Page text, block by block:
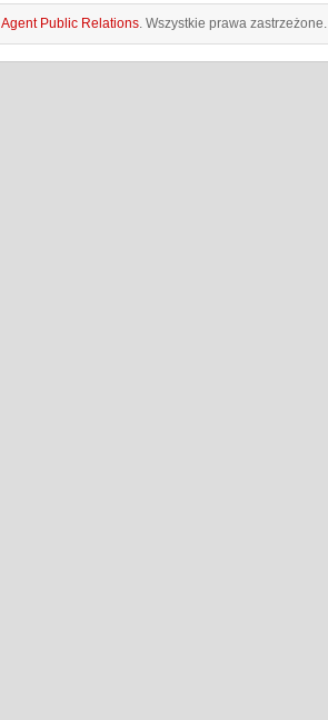
Agent Public Relations. Wszystkie prawa zastrzeżone.